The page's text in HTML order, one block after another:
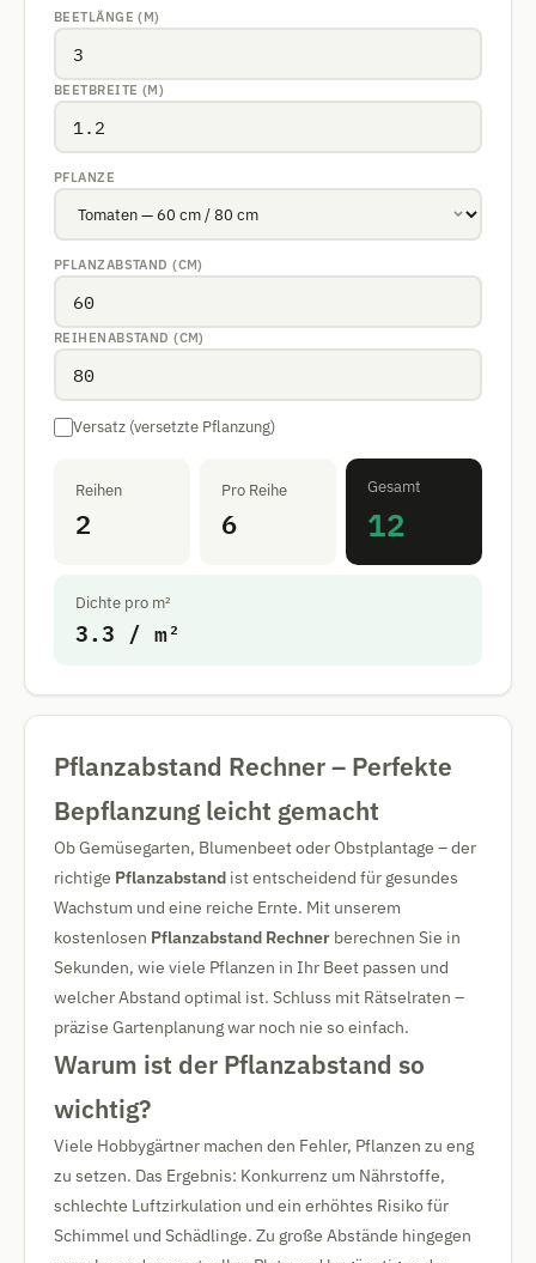
BEETLÄNGE (M)
BEETBREITE (M)
PFLANZE
PFLANZABSTAND (CM)
REIHENABSTAND (CM)
Versatz (versetzte Pflanzung)
Reihen
2
Pro Reihe
6
Gesamt
12
Dichte pro m²
3.3 / m²
Pflanzabstand Rechner – Perfekte
Bepflanzung leicht gemacht
Ob Gemüsegarten, Blumenbeet oder Obstplantage – der
richtige Pflanzabstand ist entscheidend für gesundes
Wachstum und eine reiche Ernte. Mit unserem
kostenlosen Pflanzabstand Rechner berechnen Sie in
Sekunden, wie viele Pflanzen in Ihr Beet passen und
welcher Abstand optimal ist. Schluss mit Rätselraten –
präzise Gartenplanung war noch nie so einfach.
Warum ist der Pflanzabstand so
wichtig?
Viele Hobbygärtner machen den Fehler, Pflanzen zu eng
zu setzen. Das Ergebnis: Konkurrenz um Nährstoffe,
schlechte Luftzirkulation und ein erhöhtes Risiko für
Schimmel und Schädlinge. Zu große Abstände hingegen